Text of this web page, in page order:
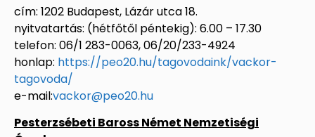
cím: 1202 Budapest, Lázár utca 18.
nyitvatartás: (hétfőtől péntekig): 6.00 – 17.30
telefon: 06/1 283-0063, 06/20/233-4924
honlap: https://peo20.hu/tagovodaink/vackor-
tagovoda/
e-mail:vackor@peo20.hu
Pesterzsébeti Baross Német Nemzetiségi